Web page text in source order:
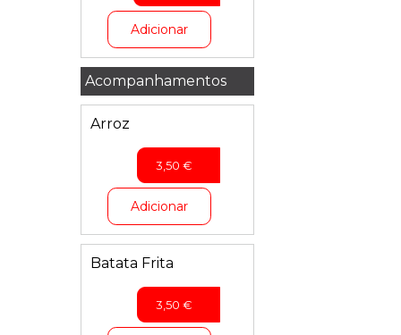
Adicionar
Acompanhamentos
Arroz
3,50 €
Adicionar
Batata Frita
3,50 €